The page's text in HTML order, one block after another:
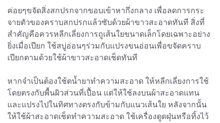
ค่อยๆขจัดสิ่งสกปรกจากขอบเข้าหากึ่งกลาง เพื่อลดการกระ
จายตัวของคราบสกปรกแล้วซับด้วยผ้าขาวสะอาดทันที สิ่งที่
สำคัญคือควรหลีกเลี่ยงการถูเส้นใยขนาดเล็กโดยเฉพาะอย่าง
ยิ่งเมื่อเปียก ใช้สบู่อ่อนๆร่วมกับแปรงขนอ่อนเพื่อขจัดคราบ
เปียกตามด้วยใช้ผ้าขาวสะอาดเช็ดทันที
หากจำเป็นต้องใช้ตน้ำยาทำความสะอาด ให้หลีกเลี่ยงการใช้
โดยตรงกับพื้นผิวส่วนที่เปื้อน แต่ให้ใช้ลงบนผ้าสะอาดแทน
และแปรงไปในทิศทางตรงกับข้ามกับแนวเส้นใย หลังจากนั้น
ให้ใช้ผ้าสะอาดเช็ดทำความสะอาด ใช้เครื่องดูดฝุ่นหรือทิ้งไว้